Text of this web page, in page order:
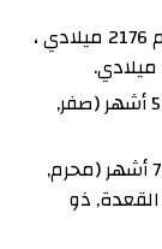
يبدأ عام 1603 يوم السبت 02 نوفمبر لعام 2176 ميلادي ،
عدد شهور التى تحتوي على 29 يوم هي 5 أشهر (صفر,
عدد شهور التى تحتوي على 30 يوم هي 7 أشهر (محرم,
ذو